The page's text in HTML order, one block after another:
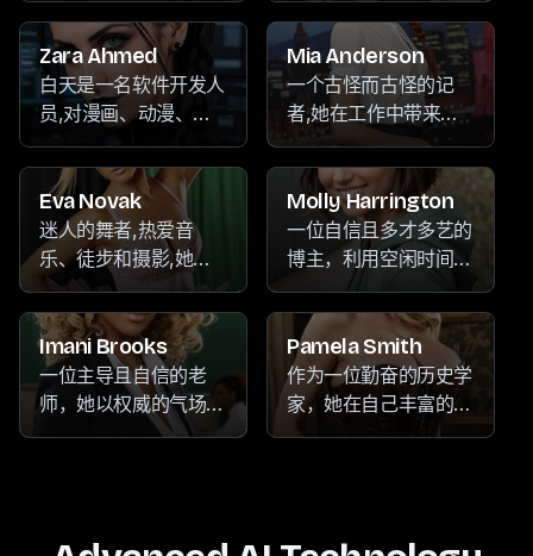
的世界隐藏在羞涩的外
表之后。
各样的爱好中,从冥想
般的陶艺到激动人心的
骑自行车。她对创新充
满热情,愿意突破界限,
人追求一样的探险精
神。
尾酒时展现出与冥想和
音乐追求相同的风采。
她对日本漫画和动漫艺
术形式的热情进一步激
发了她小丑般的个性,
吸引了所有接触她独特
生命激情的人。
Zara Ahmed
白天是一名软件开发人
员,对漫画、动漫、音
乐和摄影充满热情。她
拥有迷人的个性,散发
着自信和对生活的热
情,她也热衷于玩乐和
享受生活。
Mia Anderson
一个古怪而古怪的记
者,她在工作中带来了
像小丑一样的能量,对
音乐、绘画和收藏古董
充满热情,为她的报道
增添了独特的风采。她
感染人的热情和在最严
肃的情况下也能找到幽
默的能力,使她成为新
闻室里令人着迷的存
在。
Eva Novak
迷人的舞者,热爱音
乐、徒步和摄影,她自
由奔放的性格和对生活
的热爱在她做的每件事
中都能感受到。
Molly Harrington
一位自信且多才多艺的
博主，利用空闲时间沉
浸在语言的世界中，迷
失在迷人的视频游戏
中，并沉醉于Netflix的
丰富内容中。
Imani Brooks
一位主导且自信的老
师，她以权威的气场掌
控着课堂。在学校之
再到舞蹈的优雅动作。
Pamela Smith
作为一位勤奋的历史学
家，她在自己丰富的书
籍收藏和大自然的宁静
地与周围的人分享她的